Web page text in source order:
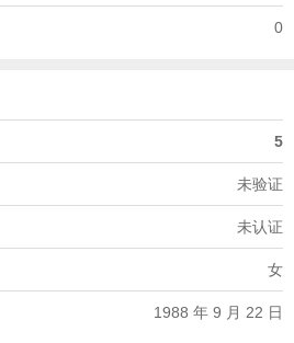
0
5
未验证
未认证
女
1988 年 9 月 22 日